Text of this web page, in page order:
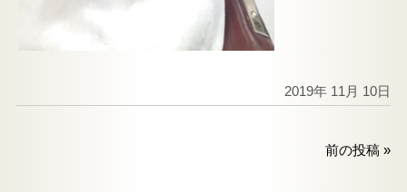
2019年 11月 10日
前の投稿 »